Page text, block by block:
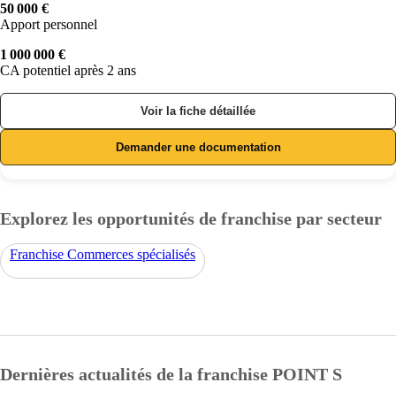
50 000 €
Apport personnel
1 000 000 €
CA potentiel après 2 ans
Voir la fiche détaillée
Demander une documentation
Explorez les opportunités de franchise par secteur
Franchise Commerces spécialisés
Dernières actualités de la franchise POINT S